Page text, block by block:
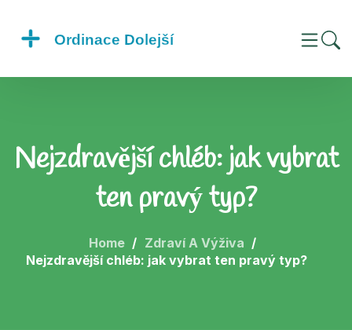
Nejzdravější chléb: jak vybrat
ten pravý typ?
Home
Zdraví A Výživa
Nejzdravější chléb: jak vybrat ten pravý typ?